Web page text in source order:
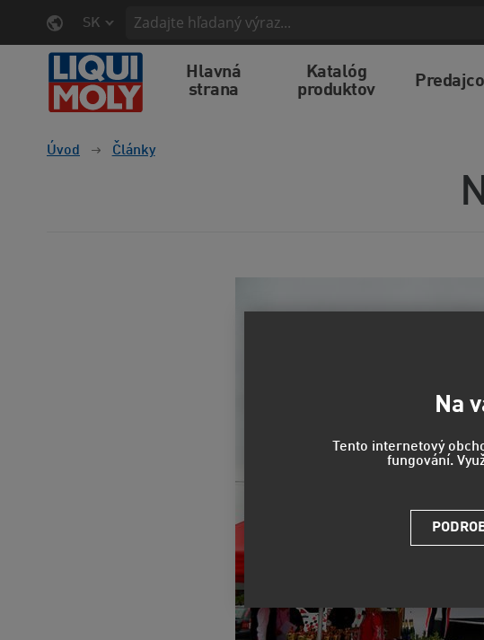
SK
Hlavná
strana
Katalóg
produktov
Úvod Články
Na
Tento internetový
fungování.